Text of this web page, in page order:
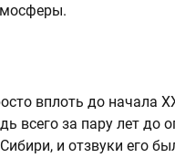
вплоть до начала
всего за пару лет до
и отзвуки его